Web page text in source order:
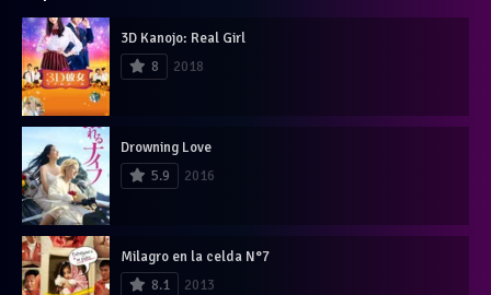
3D Kanojo: Real Girl
8
2018
Drowning Love
5.9
2016
Milagro en la celda N°7
8.1
2013